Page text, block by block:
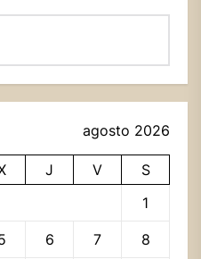
agosto 2026
J V
S
1
6 7 8